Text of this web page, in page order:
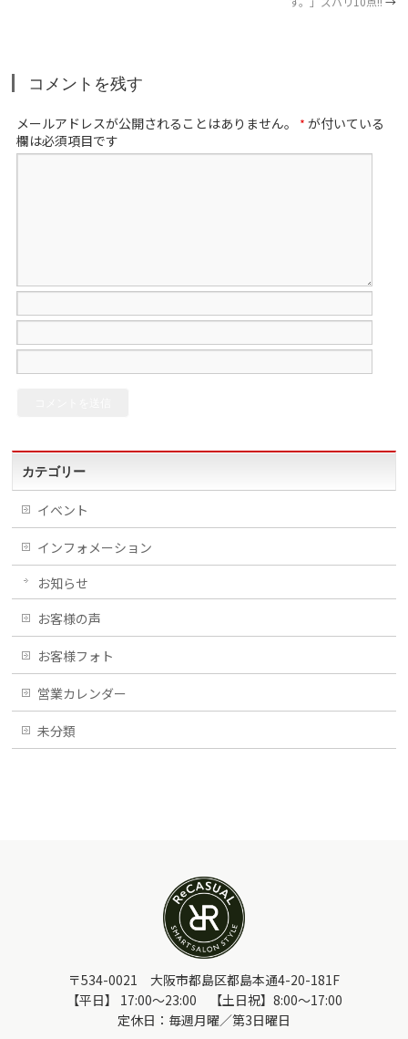
コメントを残す
メールアドレスが公開されることはありません。 * が付いている
欄は必須項目です
カテゴリー
イベント
インフォメーション
お知らせ
お客様の声
お客様フォト
営業カレンダー
未分類
〒534-0021 大阪市都島区都島本通4-20-181F
【平日】 17:00～23:00 【土日祝】8:00～17:00
定休日：毎週月曜／第3日曜日